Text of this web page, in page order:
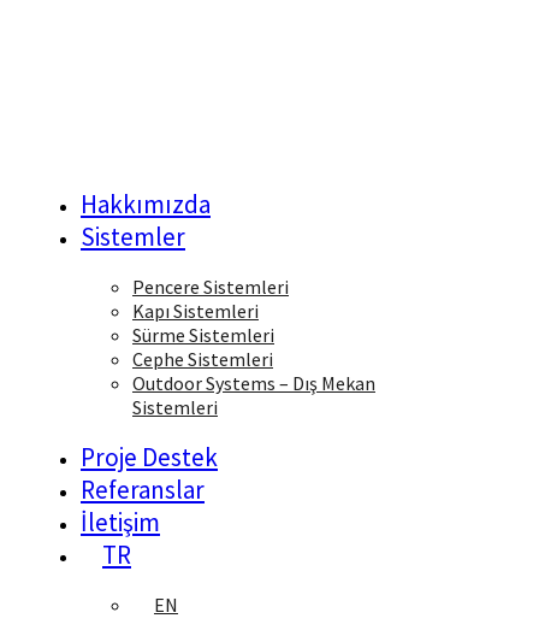
Hakkımızda
Sistemler
Pencere Sistemleri
Kapı Sistemleri
Sürme Sistemleri
Cephe Sistemleri
Outdoor Systems – Dış Mekan
Sistemleri
Proje Destek
Referanslar
İletişim
TR
EN